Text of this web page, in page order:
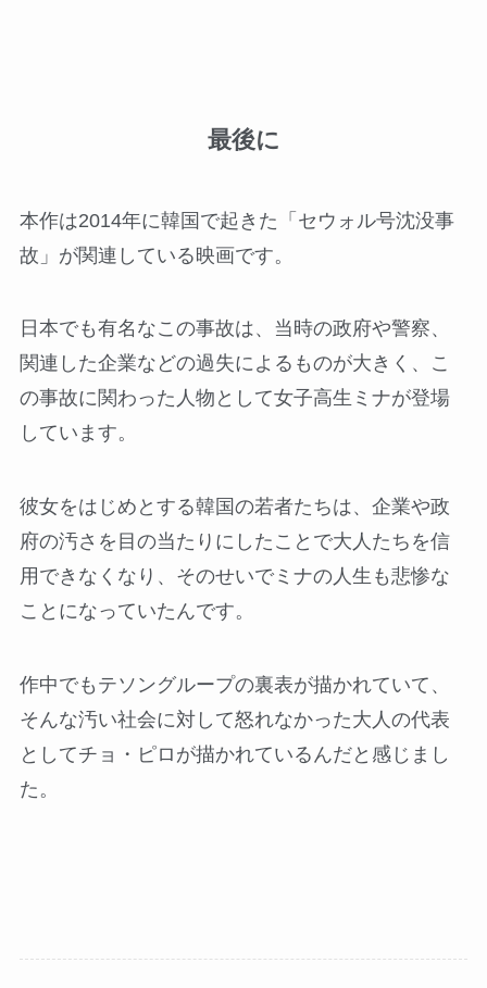
最後に
本作は2014年に韓国で起きた「セウォル号沈没事
故」が関連している映画です。
日本でも有名なこの事故は、当時の政府や警察、
関連した企業などの過失によるものが大きく、こ
の事故に関わった人物として女子高生ミナが登場
しています。
彼女をはじめとする韓国の若者たちは、企業や政
府の汚さを目の当たりにしたことで大人たちを信
用できなくなり、そのせいでミナの人生も悲惨な
ことになっていたんです。
作中でもテソングループの裏表が描かれていて、
そんな汚い社会に対して怒れなかった大人の代表
としてチョ・ピロが描かれているんだと感じまし
た。